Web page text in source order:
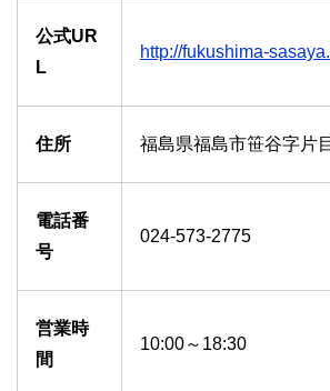
公式UR
L
http://fukushima-
住所 福島県福島市笹谷字片
電話番
号
024-573-2775
営業時
間
10:00～18:30